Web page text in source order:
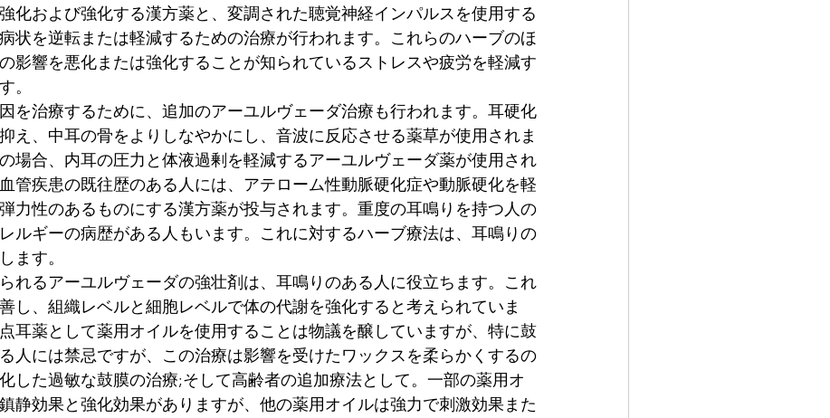
化および強化する漢方薬と、変調された聴覚神経インパルスを使用する
状を逆転または軽減するための治療が行われます。これらのハーブのほ
影響を悪化または強化することが知られているストレスや疲労を軽減す
。
を治療するために、追加のアーユルヴェーダ治療も行われます。耳硬化
え、中耳の骨をよりしなやかにし、音波に反応させる薬草が使用されま
場合、内耳の圧力と体液過剰を軽減するアーユルヴェーダ薬が使用され
管疾患の既往歴のある人には、アテローム性動脈硬化症や動脈硬化を軽
力性のあるものにする漢方薬が投与されます。重度の耳鳴りを持つ人の
ルギーの病歴がある人もいます。これに対するハーブ療法は、耳鳴りの
ます。
れるアーユルヴェーダの強壮剤は、耳鳴りのある人に役立ちます。これ
し、組織レベルと細胞レベルで体の代謝を強化すると考えられていま
耳薬として薬用オイルを使用することは物議を醸していますが、特に鼓
人には禁忌ですが、この治療は影響を受けたワックスを柔らかくするの
した過敏な鼓膜の治療;そして高齢者の追加療法として。一部の薬用オ
静効果と強化効果がありますが、他の薬用オイルは強力で刺激効果また